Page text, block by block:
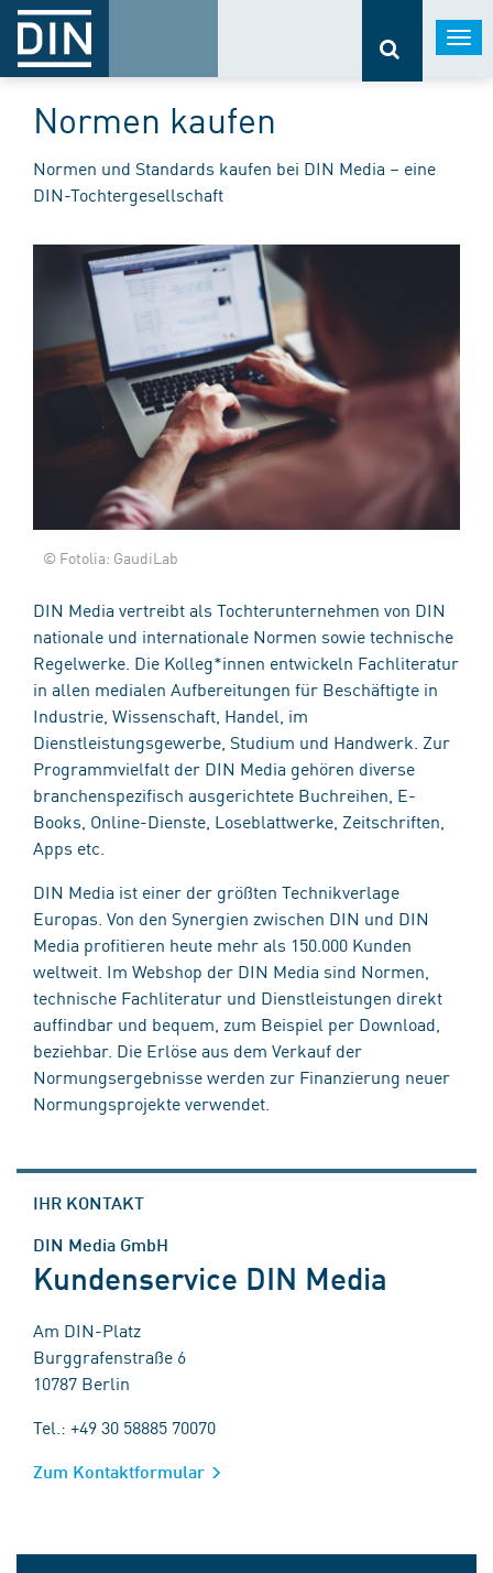
Normen kaufen
Normen und Standards kaufen bei DIN Media – eine
DIN-Tochtergesellschaft
© Fotolia: GaudiLab
DIN Media vertreibt als Tochterunternehmen von DIN
nationale und internationale Normen sowie technische
Regelwerke. Die Kolleg*innen entwickeln Fachliteratur
in allen medialen Aufbereitungen für Beschäftigte in
Industrie, Wissenschaft, Handel, im
Dienstleistungsgewerbe, Studium und Handwerk. Zur
Programmvielfalt der DIN Media gehören diverse
branchenspezifisch ausgerichtete Buchreihen, E-
Books, Online-Dienste, Loseblattwerke, Zeitschriften,
Apps etc.
DIN Media ist einer der größten Technikverlage
Europas. Von den Synergien zwischen DIN und DIN
Media profitieren heute mehr als 150.000 Kunden
weltweit. Im Webshop der DIN Media sind Normen,
technische Fachliteratur und Dienstleistungen direkt
auffindbar und bequem, zum Beispiel per Download,
beziehbar. Die Erlöse aus dem Verkauf der
Normungsergebnisse werden zur Finanzierung neuer
Normungsprojekte verwendet.
IHR KONTAKT
DIN Media GmbH
Kundenservice DIN Media
Am DIN-Platz
Burggrafenstraße 6
10787 Berlin
Tel.: +49 30 58885 70070
Zum Kontaktformular